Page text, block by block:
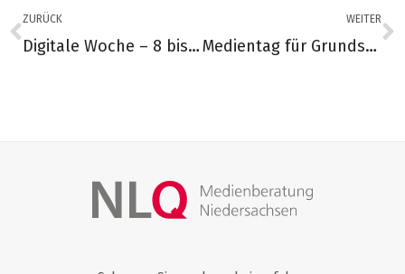
ZURÜCK
Digitale Woche – 8 bis 12. Mai in der VHS Hannover / Schulträger Hannover
WEITER
Medientag für Grundschullehrkräfte